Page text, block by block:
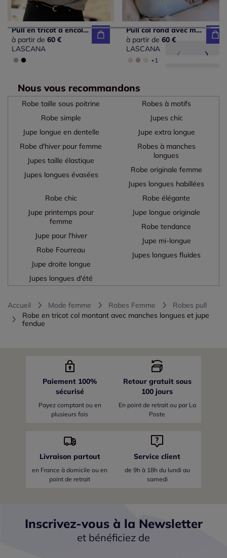
Pull en tricot à encolure en V avec perles et fente au dos
à partir de 60 €
LASCANA
Pull col rond avec manches longues et coutures décoratives
à partir de 60 €
LASCANA
+1
Nous vous recommandons
Robe taille sous poitrine
Robe simple
Jupe longue en dentelle
Robe d'hiver pour femme
Jupes taille élastique
Jupes longues évasées
Robes à motifs
Jupes chic
Jupe extra longue
Robes à manches
longues
Robe originale femme
Jupes longues habillées
Robe chic
Jupe printemps pour
femme
Jupe pour l'hiver
Robe Fourreau
Jupe droite longue
Jupes longues d'été
Robe élégante
Jupe longue originale
Robe tendance
Jupe mi-longue
Jupes longues fluides
Accueil Mode femme Robes Femme
Robes pull
Robe en tricot col montant avec manches longues et jupe
fendue
Paiement 100%
sécurisé
Payez comptant ou en
plusieurs fois
Retour gratuit sous
100 jours
En point de retrait ou par La
Poste
Livraison partout
en France à domicile ou en
point de retrait
Service client
de 9h à 18h du lundi au
samedi
Inscrivez-vous à la Newsletter
et bénéficiez de